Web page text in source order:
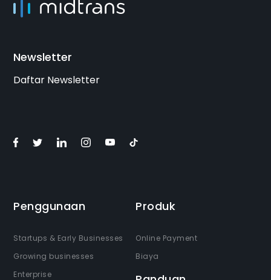
Newsletter
Daftar Newsletter
Penggunaan
Startups & Early Businesses
Growing businesses
Enterprise
Produk
Online Payment
Biaya